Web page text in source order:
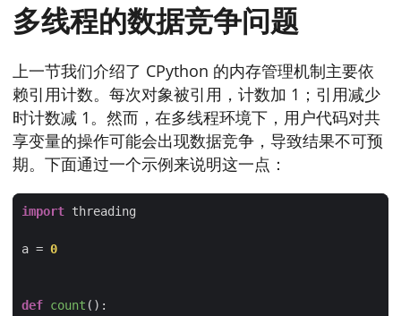
多线程的数据竞争问题
上一节我们介绍了 CPython 的内存管理机制主要依
赖引用计数。每次对象被引用，计数加 1；引用减少
时计数减 1。然而，在多线程环境下，用户代码对共
享变量的操作可能会出现数据竞争，导致结果不可预
期。下面通过一个示例来说明这一点：
import
a = 0
def count ():